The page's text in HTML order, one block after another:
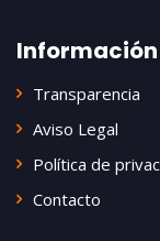
Información
Transparencia
Aviso Legal
Política de
Contacto